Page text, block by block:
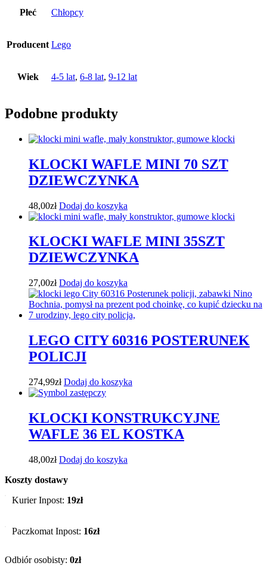
Płeć Chłopcy
Producent Lego
Wiek 4-5 lat, 6-8 lat, 9-12 lat
Podobne produkty
KLOCKI WAFLE MINI 70 SZT
DZIEWCZYNKA
48,00zł Dodaj do koszyka
KLOCKI WAFLE MINI 35SZT
DZIEWCZYNKA
27,00zł Dodaj do koszyka
LEGO CITY 60316 POSTERUNEK
POLICJI
274,99zł Dodaj do koszyka
KLOCKI KONSTRUKCYJNE
WAFLE 36 EL KOSTKA
48,00zł Dodaj do koszyka
Koszty dostawy
Kurier Inpost: 19zł
Paczkomat Inpost: 16zł
Odbiór osobisty: 0zł